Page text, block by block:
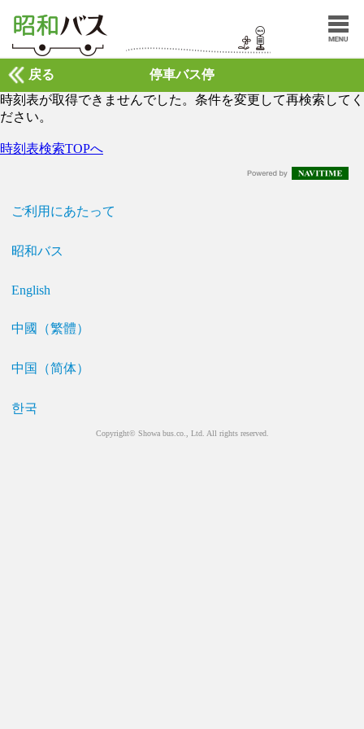
停車バス停
戻る
時刻表が取得できませんでした。条件を変更して再検索してく
ださい。
時刻表検索TOPへ
ご利用にあたって
昭和バス
English
中國（繁體）
中国（简体）
한국
Copyright© Showa bus.co., Ltd. All rights reserved.